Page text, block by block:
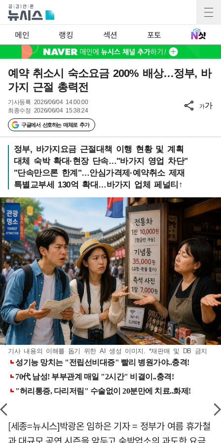
메인 랭킹 섹션 포토
예약 취소시 숙소요금 200% 배상…정부, 바
가지 근절 총력전
기사등록 2026/06/04 14:00:00
최종수정 2026/06/04 15:38:24
구글에서 선호하는 매체로 추가
가가
정부, 바가지요금 근절대책 이행 현황 및 계획
대체 숙박 확대·현장 단속…"바가지 영업 차단"
"단속만으론 한계"…안심가격제·예약취소 제재
특별교부세 130억 확대…바가지 업체 페널티↑
기사 내용의 이해를 돕기 위한 AI 생성 이미지. *재판매 및 DB 금지
[세종=뉴시스]박광온 임하은 기자 = 정부가 여름 휴가철